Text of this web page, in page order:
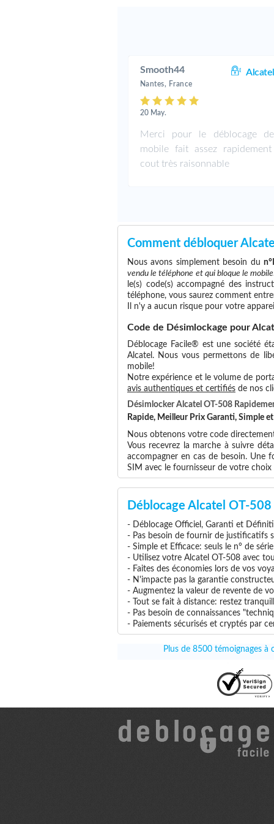
Smooth44
Nantes, France
20 May.
Merci pour le déblocage
mobile fait assez
cout très raisonnable
Comment débloquer
Nous avons simplement besoin du
vendu le téléphone et qui bloque le mobile
le(s) code(s) accompagné des
téléphone, vous saurez comment
Il n'y a aucun risque pour votre
Code de Désimlockage pour
Déblocage Facile® est une société
Alcatel. Nous vous permettons de
mobile!
Notre expérience et le volume de
avis authentiques et certifiés de nos
Désimlocker Alcatel OT-508
Rapide, Meilleur Prix Garanti, Simple
Nous obtenons votre code
Vous recevrez la marche à suivre
accompagner en cas de besoin. Une
SIM avec le fournisseur de votre
Déblocage Alcatel OT-
- Déblocage Officiel, Garanti et
- Pas besoin de fournir de justificatifs
- Simple et Efficace: seuls le n° de
- Utilisez votre Alcatel OT-508 avec
- Faites des économies lors de vos
- N'impacte pas la garantie
- Augmentez la valeur de revente de
- Tout se fait à distance: restez
- Pas besoin de connaissances
- Paiements sécurisés et cryptés par
Plus de 8500 témoignages